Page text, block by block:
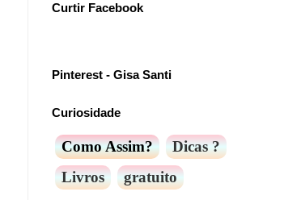
Curtir Facebook
Pinterest - Gisa Santi
Curiosidade
Como Assim?
Dicas ?
Livros
gratuito